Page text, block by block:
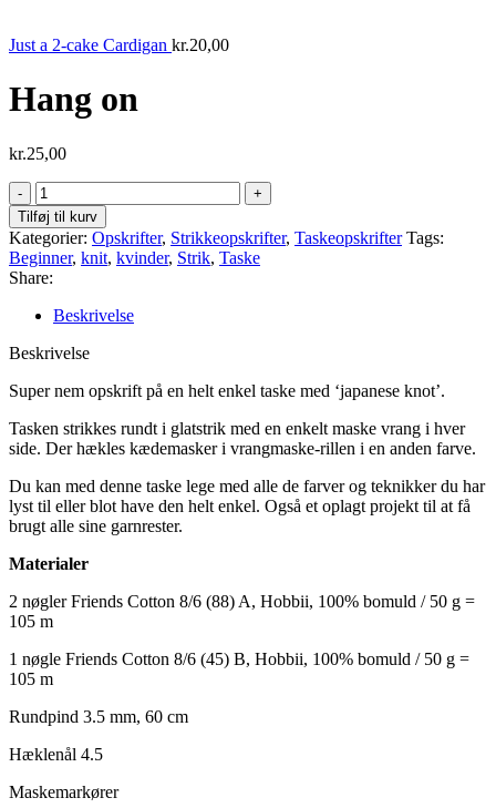
Just a 2-cake Cardigan kr.20,00
Hang on
kr.25,00
Tilføj til kurv
Kategorier: Opskrifter, Strikkeopskrifter, Taskeopskrifter Tags:
Beginner, knit, kvinder, Strik, Taske
Share:
Beskrivelse
Beskrivelse
Super nem opskrift på en helt enkel taske med ‘japanese knot’.
Tasken strikkes rundt i glatstrik med en enkelt maske vrang i hver
side. Der hækles kædemasker i vrangmaske-rillen i en anden farve.
Du kan med denne taske lege med alle de farver og teknikker du har
lyst til eller blot have den helt enkel. Også et oplagt projekt til at få
brugt alle sine garnrester.
Materialer
2 nøgler Friends Cotton 8/6 (88) A, Hobbii, 100% bomuld / 50 g =
105 m
1 nøgle Friends Cotton 8/6 (45) B, Hobbii, 100% bomuld / 50 g =
105 m
Rundpind 3.5 mm, 60 cm
Hæklenål 4.5
Maskemarkører